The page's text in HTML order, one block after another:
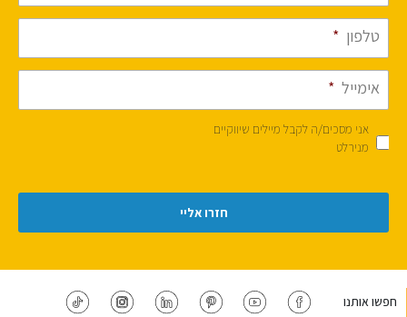
טלפון *
אימייל *
אני מסכים/ה לקבל מיילים שיווקיים
מנירלט
חפשו אותנו